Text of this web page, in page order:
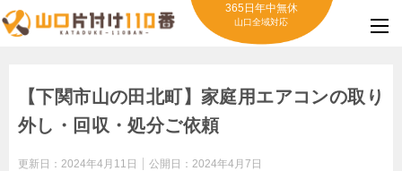
365日年中無休
山口全域対応
【下関市山の田北町】家庭用エアコンの取り
外し・回収・処分ご依頼
更新日： 2024年4月11日 公開日： 2024年4月7日